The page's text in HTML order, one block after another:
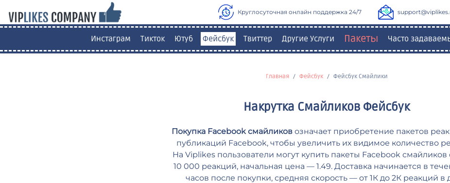
Круглосуточная онлайн поддержка 24/7
Инстаграм Тикток Ютуб Фейсбук Твиттер Другие Услуги Пакеты Часто
Главная Фейсбук Фейсбук Смайлики
Накрутка Смайликов Фейсбук
Покупка Facebook смайликовозначает приобретение пакетов
публикаций Facebook, чтобы увеличить их видимое количество
На Viplikes пользователи могут купить пакеты Facebook смайликов
10 000 реакций, начальная цена — 1.49. Доставка начинается в
часов после покупки, средняя скорость — от 1К до 2К реакций в